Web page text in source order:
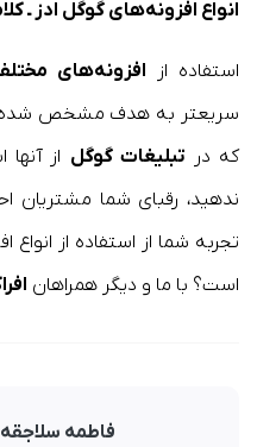
انواع افزونه‌های گوگل ادز ـ
استفاده از افزونه‌های
سریعتر به هدف مشخص شده
که در تبلیغات گوگل از
ندهید، رقبای شما مشتریان
تجربه شما از استفاده از
است؟ با ما و دیگر همراهان
فاطمه سلاجقه